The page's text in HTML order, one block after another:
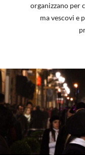
organizzano per
ma vescovi e